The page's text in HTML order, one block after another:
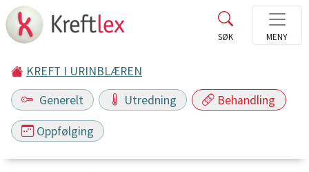
KREFT I URINBLÆREN
Generelt
Utredning Behandling
Oppfølging